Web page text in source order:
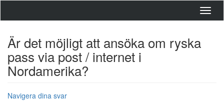
Är det möjligt att ansöka om ryska
pass via post / internet i
Nordamerika?
Navigera dina svar